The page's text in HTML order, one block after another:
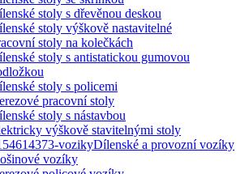
stoly s dřevěnou deskou
stoly výškově nastavitelné
stoly na kolečkách
stoly s antistatickou gumovou
stoly s policemi
pracovní stoly
stoly s nástavbou
výškově stavitelnými stoly
Dílenské a provozní vozíky
vozíky